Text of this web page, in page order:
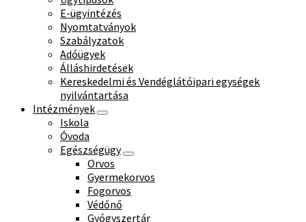
E-ügyintézés
Nyomtatványok
Szabályzatok
Adóügyek
Álláshirdetések
Kereskedelmi és Vendéglátóipari egységek
nyilvántartása
Intézmények
Iskola
Óvoda
Egészségügy
Orvos
Gyermekorvos
Fogorvos
Védőnő
Gyógyszertár